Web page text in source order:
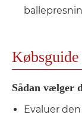
Købsguide
Sådan vælger
Evaluer